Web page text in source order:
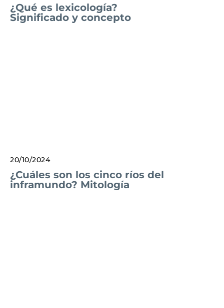
¿Qué es lexicología?
Significado y concepto
20/10/2024
¿Cuáles son los cinco ríos del
inframundo? Mitología